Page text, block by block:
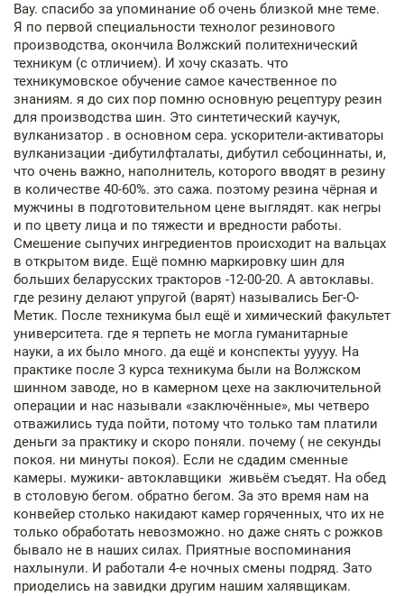
Вау. спасибо за упоминание об очень близкой мне теме.
Я по первой специальности технолог резинового
производства, окончила Волжский политехнический
техникум (с отличием). И хочу сказать. что
техникумовское обучение самое качественное по
знаниям. я до сих пор помню основную рецептуру резин
для производства шин. Это синтетический каучук,
вулканизатор . в основном сера. ускорители-активаторы
вулканизации -дибутилфталаты, дибутил себоциннаты, и,
что очень важно, наполнитель, которого вводят в резину
в количестве 40-60%. это сажа. поэтому резина чёрная и
мужчины в подготовительном цене выглядят. как негры
и по цвету лица и по тяжести и вредности работы.
Смешение сыпучих ингредиентов происходит на вальцах
в открытом виде. Ещё помню маркировку шин для
больших беларусских тракторов -12-00-20. А автоклавы.
где резину делают упругой (варят) назывались Бег-О-
Метик. После техникума был ещё и химический факультет
университета. где я терпеть не могла гуманитарные
науки, а их было много. да ещё и конспекты ууууу. На
практике после 3 курса техникума были на Волжском
шинном заводе, но в камерном цехе на заключительной
операции и нас называли «заключённые», мы четверо
отважились туда пойти, потому что только там платили
деньги за практику и скоро поняли. почему ( не секунды
покоя. ни минуты покоя). Если не сдадим сменные
камеры. мужики- автоклавщики живьём съедят. На обед
в столовую бегом. обратно бегом. За это время нам на
конвейер столько накидают камер горяченных, что их не
только обработать невозможно. но даже снять с рожков
бывало не в наших силах. Приятные воспоминания
нахлынули. И работали 4-е ночных смены подряд. Зато
приоделись на завидки другим нашим халявщикам.